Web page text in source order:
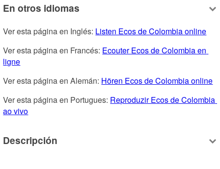
En otros idiomas
Ver esta página en Inglés: Listen Ecos de Colombia online
Ver esta página en Francés: Ecouter Ecos de Colombia en
ligne
Ver esta página en Alemán: Hören Ecos de Colombia online
Ver esta página en Portugues: Reproduzir Ecos de Colombia
ao vivo
Descripción